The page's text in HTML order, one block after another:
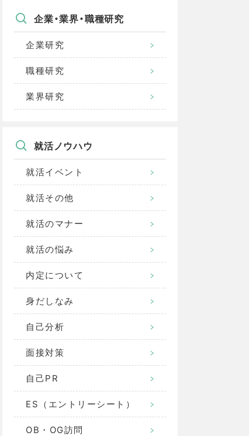
企業・業界・職種研究
企業研究
職種研究
業界研究
就活ノウハウ
就活イベント
就活その他
就活のマナー
就活の悩み
内定について
身だしなみ
自己分析
面接対策
自己PR
ES（エントリーシート）
OB・OG訪問